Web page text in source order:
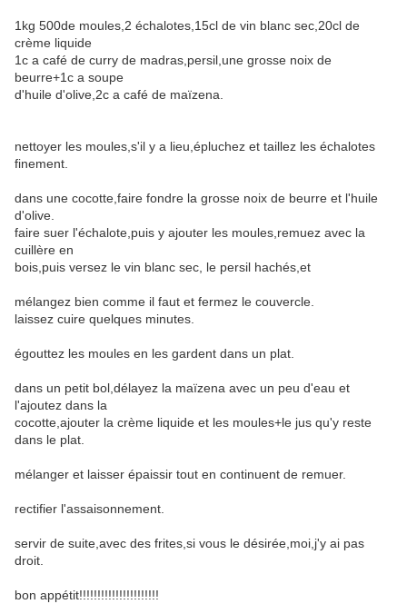
1kg 500de moules,2 échalotes,15cl de vin blanc sec,20cl de
crème liquide
1c a café de curry de madras,persil,une grosse noix de
beurre+1c a soupe
d'huile d'olive,2c a café de maïzena.
nettoyer les moules,s'il y a lieu,épluchez et taillez les échalotes
finement.
dans une cocotte,faire fondre la grosse noix de beurre et l'huile
d'olive.
faire suer l'échalote,puis y ajouter les moules,remuez avec la
cuillère en
bois,puis versez le vin blanc sec, le persil hachés,et
mélangez bien comme il faut et fermez le couvercle.
laissez cuire quelques minutes.
égouttez les moules en les gardent dans un plat.
dans un petit bol,délayez la maïzena avec un peu d'eau et
l'ajoutez dans la
cocotte,ajouter la crème liquide et les moules+le jus qu'y reste
dans le plat.
mélanger et laisser épaissir tout en continuent de remuer.
rectifier l'assaisonnement.
servir de suite,avec des frites,si vous le désirée,moi,j'y ai pas
droit.
bon appétit!!!!!!!!!!!!!!!!!!!!!!